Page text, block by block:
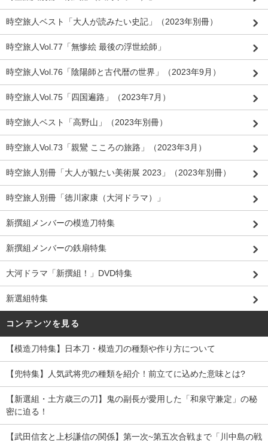
時空旅人ベスト「大人が読みたい史記」（2023年別冊）
時空旅人Vol.77「無惨絵 最後の浮世絵師」
時空旅人Vol.76「陰陽師と古代暦の世界」（2023年9月）
時空旅人Vol.75「四国遍路」（2023年7月）
時空旅人ベスト「高野山」（2023年別冊）
時空旅人Vol.73「親鸞 こころの旅路」（2023年3月）
時空旅人別冊「大人が観たい美術展 2023」（2023年別冊）
時空旅人別冊「徳川家康（大河ドラマ）」
新撰組メンバーの模造刀特集
新撰組メンバーの鉄扇特集
大河ドラマ「新撰組！」DVD特集
新選組特集
コンテンツを見る
【模造刀特集】日本刀・模造刀の種類や作り方について
【兜特集】人気武将兜の種類を紹介！前立てに込めた意味とは?
【新選組・土方歳三の刀】鬼の副長が愛用した「和泉守兼定」の秘
密に迫る！
【武田信玄と上杉謙信の関係】第一次~第五次合戦まで「川中島の戦